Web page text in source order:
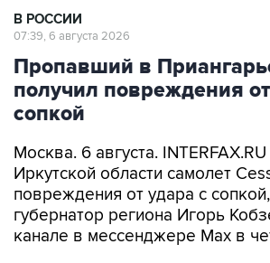
В РОССИИ
07:39, 6 августа 2026
Пропавший в
получил повреждения
сопкой
Москва. 6 августа.
Иркутской области самолет
повреждения от удара с
губернатор региона Игорь
канале в мессенджере Мах в